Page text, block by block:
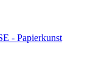
- Papierkunst